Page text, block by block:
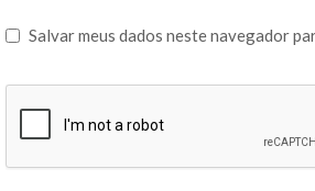
Salvar meus dados neste navegador